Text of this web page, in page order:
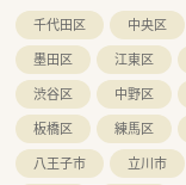
千代田区 中央区
墨田区
江東区
渋谷区
中野区
板橋区
練馬区
八王子市
立川市